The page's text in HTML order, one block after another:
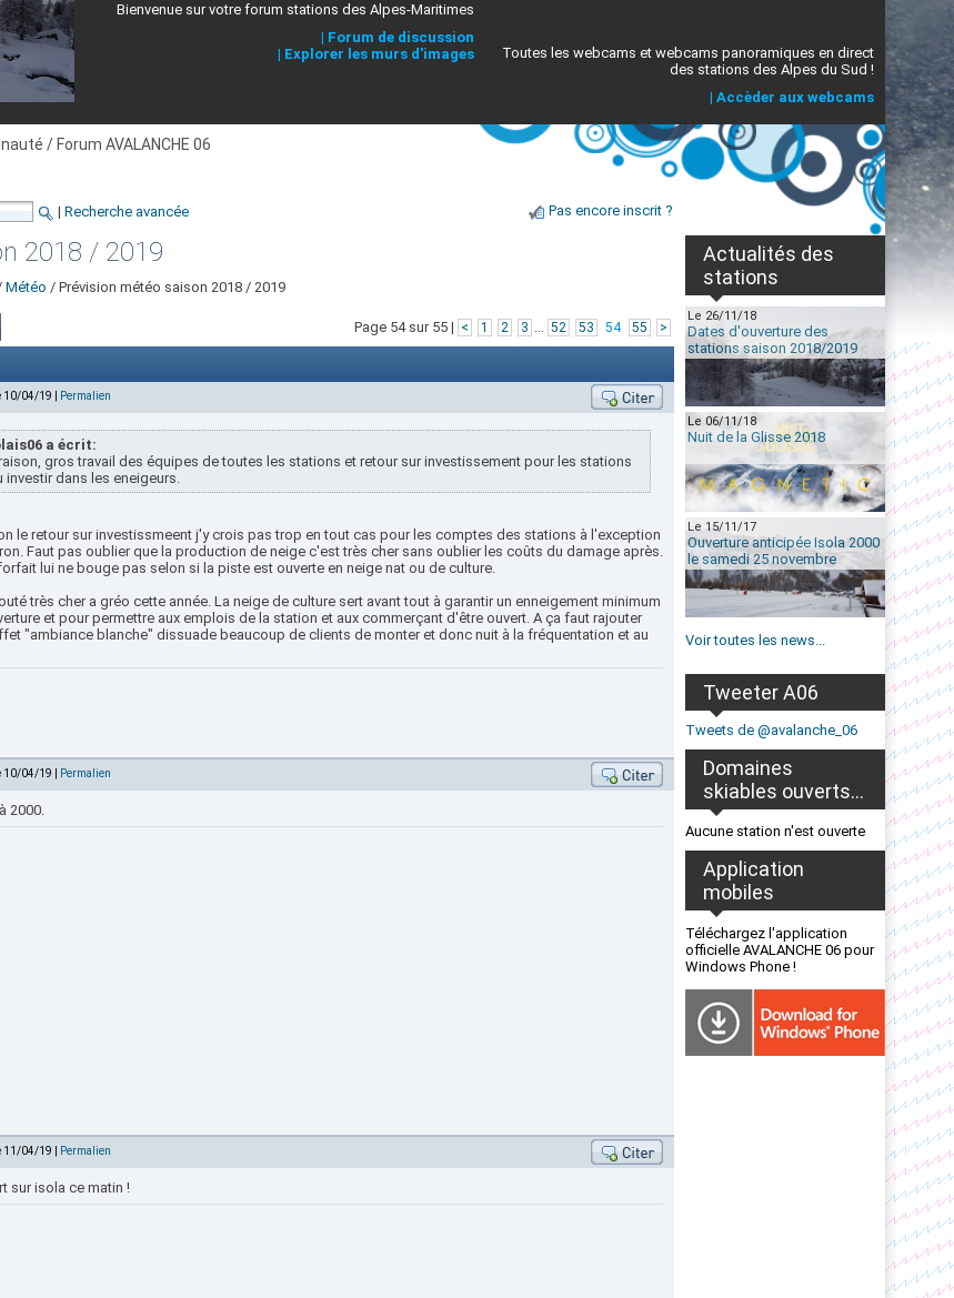
Bienvenue sur votre forum stations des Alpes-Maritimes
| Forum de discussion
| Explorer les murs d'images
Toutes les webcams et webcams panoramiques en direct
des stations des Alpes du Sud !
| Accèder aux webcams
/ Forum AVALANCHE 06
| Recherche avancée Pas encore inscrit ?
2018 / 2019
Météo / Prévision météo saison 2018 / 2019
Page 54 sur 55 | < 1 2 3 ... 52 53 54 55 >
10/04/19 | Permalien
a écrit:
gros travail des équipes de toutes les stations et retour sur investissement pour les stations
investir dans les eneigeurs.
le retour sur investissmeent j'y crois pas trop en tout cas pour les comptes des stations à l'exception
Faut pas oublier que la production de neige c'est très cher sans oublier les coûts du damage après.
lui ne bouge pas selon si la piste est ouverte en neige nat ou de culture.
très cher a gréo cette année. La neige de culture sert avant tout à garantir un enneigement minimum
et pour permettre aux emplois de la station et aux commerçant d'être ouvert. A ça faut rajouter
"ambiance blanche" dissuade beaucoup de clients de monter et donc nuit à la fréquentation et au
10/04/19 | Permalien
2000.
11/04/19 | Permalien
sur isola ce matin !
Actualités des
stations
Le 26/11/18
Dates d'ouverture des
stations saison 2018/2019
Le 06/11/18
Nuit de la Glisse 2018
Le 15/11/17
Ouverture anticipée Isola 2000
le samedi 25 novembre
Voir toutes les news...
Tweeter A06
Tweets de @avalanche_06
Domaines
skiables ouverts...
Aucune station n'est ouverte
Application
mobiles
Téléchargez l'application
officielle AVALANCHE 06 pour
Windows Phone !